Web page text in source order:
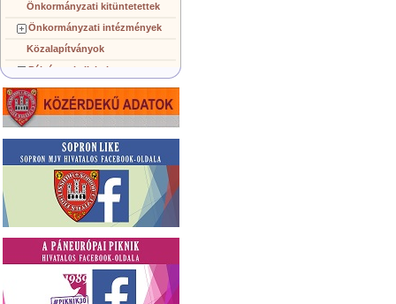
Önkormányzati kitüntetettek
Önkormányzati intézmények
Közalapítványok
Pályázatok, licitek
Koncepciók, tervezetek
Településképi követelmények
Közérdekű információk
Testvérvárosok